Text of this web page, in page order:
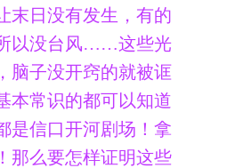
末日没有发生，有的
以没台风……这些光
脑子没开窍的就被诓
本常识的都可以知道
是信口开河剧场！拿
那么要怎样证明这些